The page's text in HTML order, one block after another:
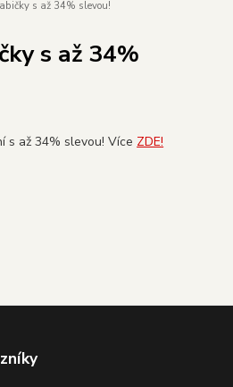
s až 34% slevou!
s až 34%
s až 34% slevou! Více ZDE!